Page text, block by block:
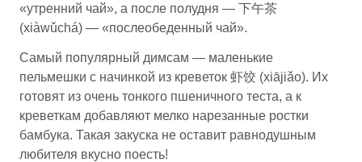
«утренний чай», а после полудня — 下午茶
(xiàwǔchá) — «послеобеденный чай».
Самый популярный димсам — маленькие
пельмешки с начинкой из креветок 虾饺 (xiājiǎo). Их
готовят из очень тонкого пшеничного теста, а к
креветкам добавляют мелко нарезанные ростки
бамбука. Такая закуска не оставит равнодушным
любителя вкусно поесть!